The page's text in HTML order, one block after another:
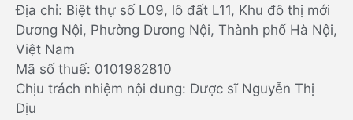
Địa chỉ: Biệt thự số L09, lô đất L11, Khu đô thị mới
Dương Nội, Phường Dương Nội, Thành phố Hà Nội,
Việt Nam
Mã số thuế: 0101982810
Chịu trách nhiệm nội dung: Dược sĩ Nguyễn Thị
Dịu